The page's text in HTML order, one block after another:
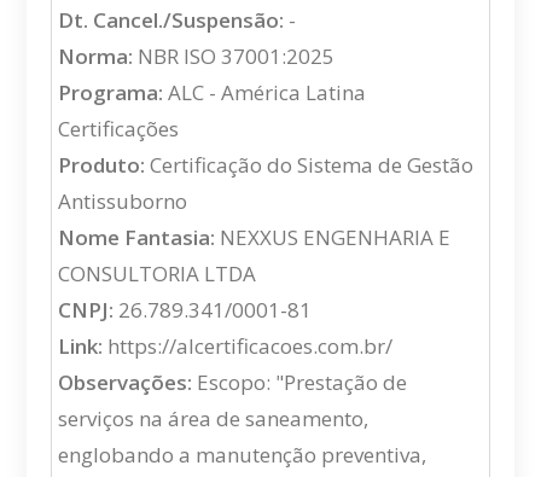
Dt. Cancel./Suspensão: -
Norma: NBR ISO 37001:2025
Programa: ALC - América Latina
Certificações
Produto: Certificação do Sistema de Gestão
Antissuborno
Nome Fantasia: NEXXUS ENGENHARIA E
CONSULTORIA LTDA
CNPJ: 26.789.341/0001-81
Link: https://alcertificacoes.com.br/
Observações: Escopo: "Prestação de
serviços na área de saneamento,
englobando a manutenção preventiva,